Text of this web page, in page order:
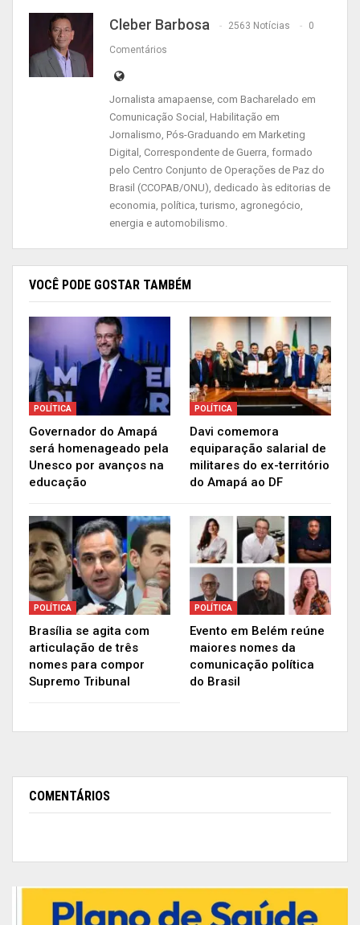
pequeno balanço de sua gestão como convidar a
comunidade em geral para uma audiência pública
no próximo dia 29, às 8 horas da manhã, no
auditório da Universidade do Estado do Amapá
A audiência servirá para cumprir o rito do certame
licitatório que vai conceder por 20 anos a
realização dos serviços de iluminação pública de
Macapá, num formato inovador de PPP, Parceria
Público Privada. “Essa audiência será para
transparecer, mostrar e esclarecer o objetivo real
dessa parceria público-privada”, disse o
secretário.
Ele também informou que na audiência, além da
comunidade em geral, empresas interessadas e o
interveniente financeiro estará presente, o BNDES
(Banco Nacional de Desenvolvimento Econômico
e Social). “Trata-se de uma entidade muito
respeitada, de muita seriedade e que foi
escolhida também pela forma com que trata
então tenho certeza que as quatro empresas que
forem contratadas, para o georreferenciamento,
a organização, o levantamento de dados e as
equipes técnicas farão um excelente trabalho”,
disse Claudiomar.
Números
Em tom de despedida, o titular da Macapá Luz
Cleber Barbosa 2563 Notícias 0
Comentários
Jornalista amapaense, com Bacharelado em
Comunicação Social, Habilitação em
Jornalismo, Pós-Graduando em Marketing
Digital, Correspondente de Guerra, formado
pelo Centro Conjunto de Operações de Paz do
Brasil (CCOPAB/ONU), dedicado às editorias de
economia, política, turismo, agronegócio,
energia e automobilismo.
VOCÊ PODE GOSTAR TAMBÉM
POLÍTICA
Governador do Amapá
será homenageado pela
Unesco por avanços na
educação
POLÍTICA
Davi comemora
equiparação salarial de
militares do ex-território
do Amapá ao DF
POLÍTICA
Brasília se agita com
articulação de três
nomes para compor
Supremo Tribunal
POLÍTICA
Evento em Belém reúne
maiores nomes da
comunicação política
do Brasil
COMENTÁRIOS